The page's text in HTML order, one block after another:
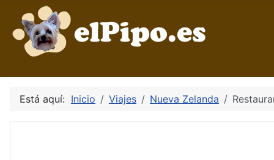
Está aquí: Inicio Viajes Nueva Zelanda